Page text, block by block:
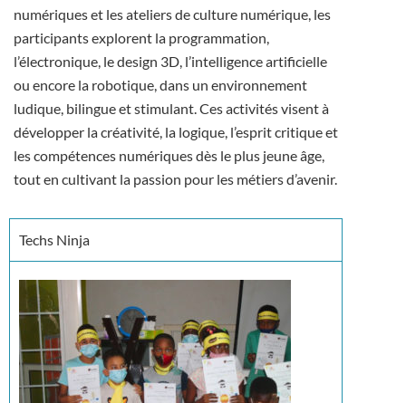
numériques et les ateliers de culture numérique, les
participants explorent la programmation,
l’électronique, le design 3D, l’intelligence artificielle
ou encore la robotique, dans un environnement
ludique, bilingue et stimulant. Ces activités visent à
développer la créativité, la logique, l’esprit critique et
les compétences numériques dès le plus jeune âge,
tout en cultivant la passion pour les métiers d’avenir.
Techs Ninja